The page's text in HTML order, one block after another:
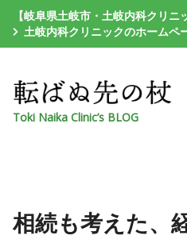
【岐阜県土岐市・土岐内科クリニ
土岐内科クリニックのホームペ
Toki Naika Clinic’s BLOG
相続も考えた、